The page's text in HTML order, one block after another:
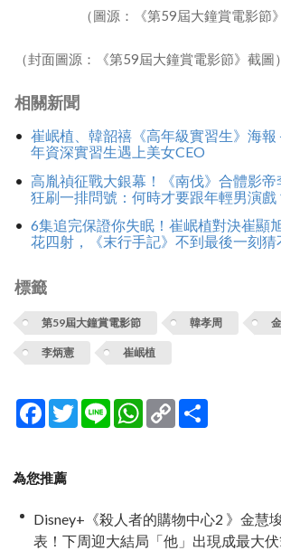
（圖源：《第59屆大鐘賞電影節
（封面圖源：《第59屆大鐘賞電影節》截圖）
相關新聞
崔岷植、韓韶禧《高年級實習生》海
年資深實習生遇上美女CEO
高胤禎征戰大銀幕！《南伐》合體影帝
狂刷一排問號：何時才要跟年輕男演戲
6集追完保證你失眠！崔岷植對決崔顯
花四射，《末行手記》不到最後一刻猜
標籤
第59屆大鐘賞電影節 韓孝周
李炳憲 崔岷植
Facebook
TwitterLine WhatsApp
Copy
Link
為您推薦
Disney+《殺人者的購物中心2 》金慧
表！下周迎大結局「他」出現成最大